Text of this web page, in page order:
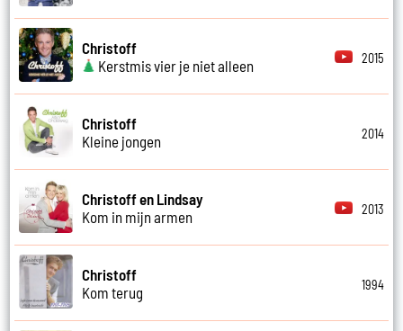
Christoff
Kerstmis vier je niet alleen
2015
Christoff
Kleine jongen
2014
Christoff en Lindsay
Kom in mijn armen
2013
Christoff
Kom terug
1994